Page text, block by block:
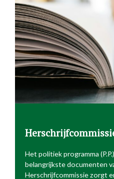
Het politiek programma
belangrijkste documenten
Herschrijfcommissie zorgt